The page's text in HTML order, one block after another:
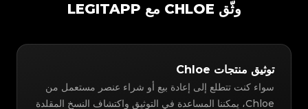
وثّق CHLOE مع LEGITAPP
توثيق منتجات Chloe
سواء كنت تتطلع إلى إعادة بيع أو شراء عنصر مستعمل من
Chloe، يمكننا المساعدة في التوثيق واكتشاف النسخ المقلدة